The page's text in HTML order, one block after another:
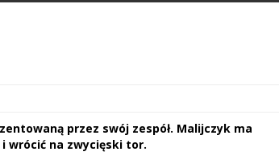
przez swój zespół. Malijczyk ma
wrócić na zwycięski tor.